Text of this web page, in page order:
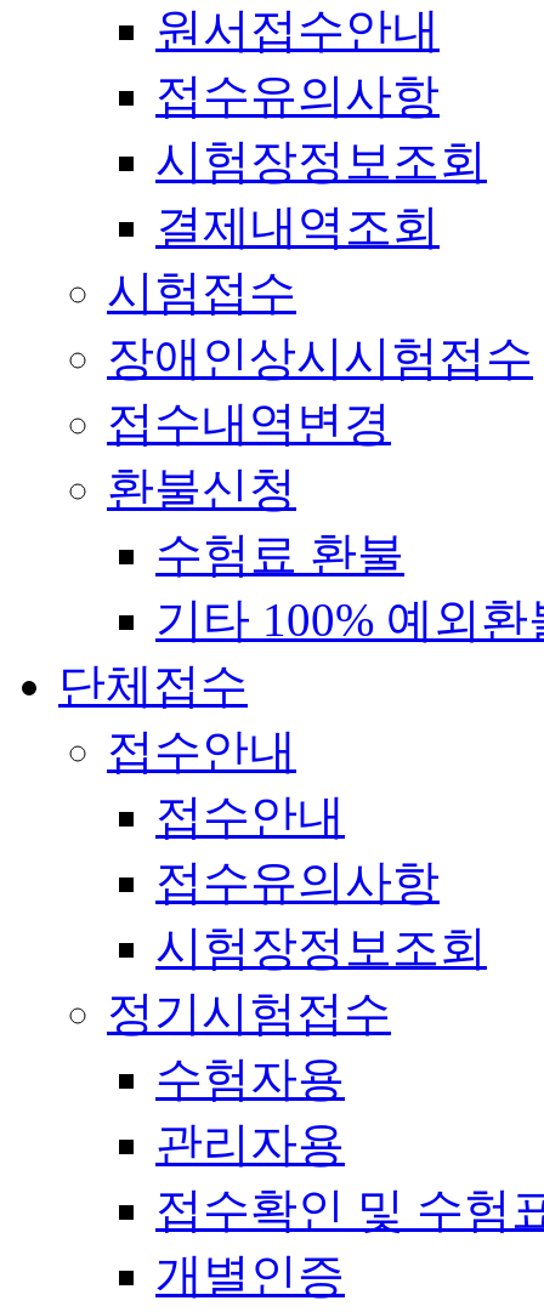
원서접수안내
접수유의사항
시험장정보조회
결제내역조회
시험접수
장애인상시시험접수
접수내역변경
환불신청
수험료 환불
기타 100% 예외환
단체접수
접수안내
접수안내
접수유의사항
시험장정보조회
정기시험접수
수험자용
관리자용
접수확인 및 수험
개별인증